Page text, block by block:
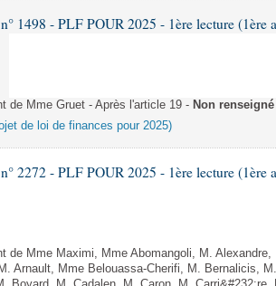
1498 - PLF POUR 2025 - 1ère lecture (1ère
de Mme Gruet - Après l'article 19 - Non renseigné
de loi de finances pour 2025)
2272 - PLF POUR 2025 - 1ère lecture (1ère
de Mme Maximi, Mme Abomangoli, M.
Arnault, Mme Belouassa-Cherifi, M. Bernalicis,